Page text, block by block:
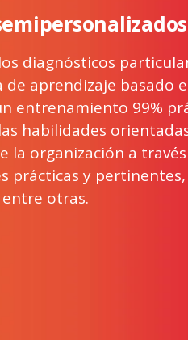
diagnósticos
de aprendizaje basado
entrenamiento 99%
habilidades
la organización a
prácticas y
otras.